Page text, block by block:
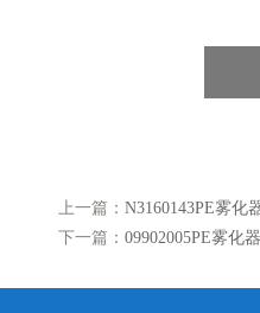
上一篇： N3160143PE雾化
下一篇： 09902005PE雾化